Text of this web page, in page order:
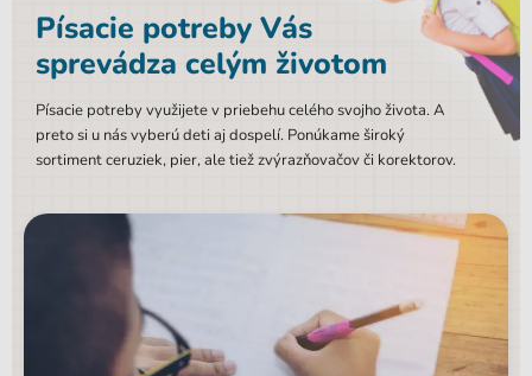
Písacie potreby Vás
sprevádza celým životom
Písacie potreby využijete v priebehu celého svojho života. A
preto si u nás vyberú deti aj dospelí. Ponúkame široký
sortiment ceruziek, pier, ale tiež zvýrazňovačov či korektorov.